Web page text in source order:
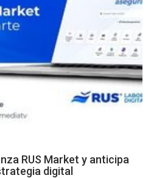
RUS Market y anticipa
digital